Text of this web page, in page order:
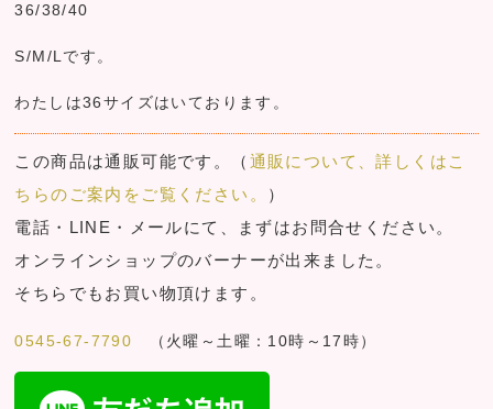
36/38/40
S/M/Lです。
わたしは36サイズはいております。
この商品は通販可能です。（ 通販について、詳しくはこ
ちらのご案内をご覧ください。
）
電話・LINE・メールにて、まずはお問合せください。
オンラインショップのバーナーが出来ました。
そちらでもお買い物頂けます。
0545-67-7790 （火曜～土曜：10時～17時）